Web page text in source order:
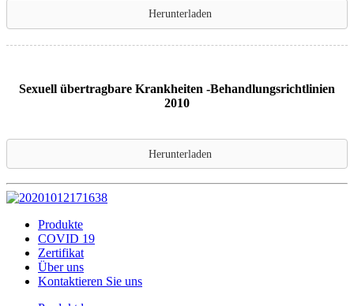
Herunterladen
Sexuell übertragbare Krankheiten -Behandlungsrichtlinien
2010
Herunterladen
Produkte
COVID 19
Zertifikat
Über uns
Kontaktieren Sie uns